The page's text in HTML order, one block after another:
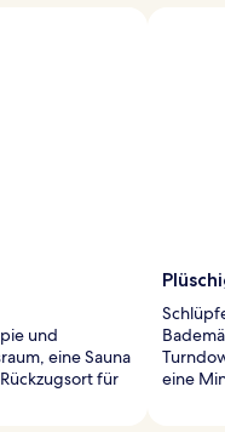
und
eine Sauna
für
eine